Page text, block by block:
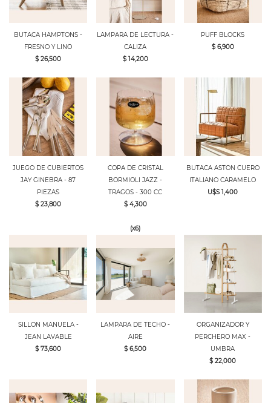
BUTACA HAMPTONS -
FRESNO Y LINO
$ 26,500
LAMPARA DE LECTURA -
CALIZA
$ 14,200
PUFF BLOCKS
$ 6,900
JUEGO DE CUBIERTOS
JAY GINEBRA - 87
PIEZAS
$ 23,800
COPA DE CRISTAL
BORMIOLI JAZZ -
TRAGOS - 300 CC
$ 4,300
(x6)
BUTACA ASTON CUERO
ITALIANO CARAMELO
U$S 1,400
SILLON MANUELA -
JEAN LAVABLE
$ 73,600
LAMPARA DE TECHO -
AIRE
$ 6,500
ORGANIZADOR Y
PERCHERO MAX -
UMBRA
$ 22,000